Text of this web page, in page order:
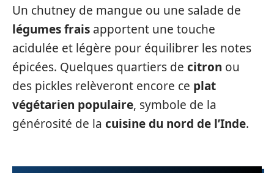
Un chutney de mangue ou une salade de
légumes frais apportent une touche
acidulée et légère pour équilibrer les notes
épicées. Quelques quartiers de citron ou
des pickles relèveront encore ce plat
végétarien populaire, symbole de la
générosité de la cuisine du nord de l’Inde.